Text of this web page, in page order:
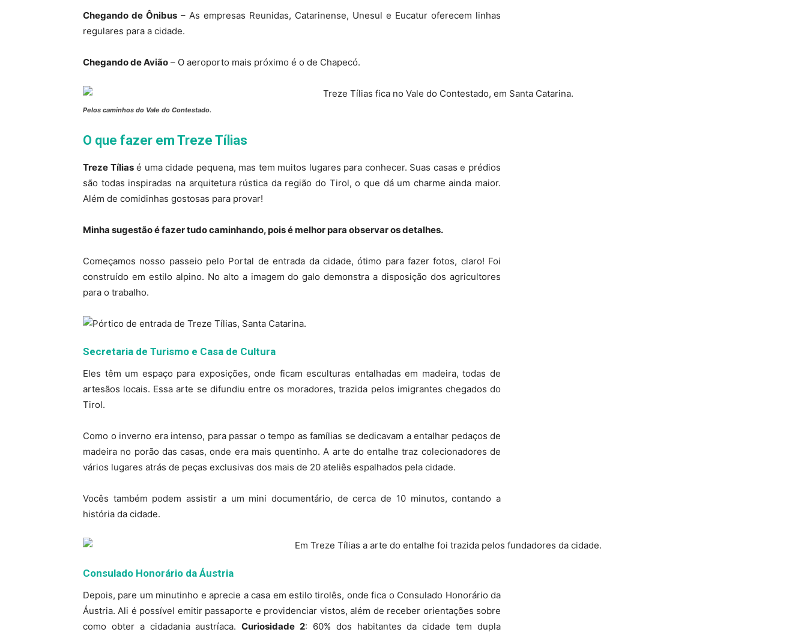
Chegando de Ônibus – As empresas Reunidas, Catarinense, Unesul e Eucatur oferecem linhas
regulares para a cidade.
Chegando de Avião – O aeroporto mais próximo é o de Chapecó.
Pelos caminhos do Vale do Contestado.
O que fazer em Treze Tílias
Treze Tíliasé uma cidade pequena, mas tem muitos lugares para conhecer. Suas casas e prédios
são todas inspiradas na arquitetura rústica da região do Tirol, o que dá um charme ainda maior.
Além de comidinhas gostosas para provar!
Minha sugestão é fazer tudo caminhando, pois é melhor para observar os detalhes.
Começamos nosso passeio pelo Portal de entrada da cidade, ótimo para fazer fotos, claro! Foi
construído em estilo alpino. No alto a imagem do galo demonstra a disposição dos agricultores
para o trabalho.
Secretaria de Turismo e Casa de Cultura
Eles têm um espaço para exposições, onde ficam esculturas entalhadas em madeira, todas de
artesãos locais. Essa arte se difundiu entre os moradores, trazida pelos imigrantes chegados do
Tirol.
Como o inverno era intenso, para passar o tempo as famílias se dedicavam a entalhar pedaços de
madeira no porão das casas, onde era mais quentinho. A arte do entalhe traz colecionadores de
vários lugares atrás de peças exclusivas dos mais de 20 ateliês espalhados pela cidade.
Vocês também podem assistir a um mini documentário, de cerca de 10 minutos, contando a
história da cidade.
Consulado Honorário da Áustria
Depois, pare um minutinho e aprecie a casa em estilo tirolês, onde fica o Consulado Honorário da
Áustria. Ali é possível emitir passaporte e providenciar vistos, além de receber orientações sobre
como obter a cidadania austríaca.Curiosidade 2: 60% dos habitantes da cidade tem dupla